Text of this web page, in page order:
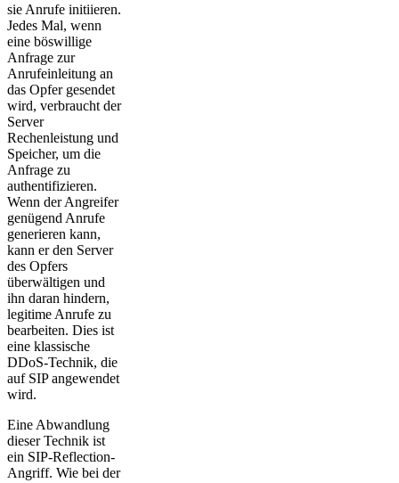
sie Anrufe initiieren.
Jedes Mal, wenn
eine böswillige
Anfrage zur
Anrufeinleitung an
das Opfer gesendet
wird, verbraucht der
Server
Rechenleistung und
Speicher, um die
Anfrage zu
authentifizieren.
Wenn der Angreifer
genügend Anrufe
generieren kann,
kann er den Server
des Opfers
überwältigen und
ihn daran hindern,
legitime Anrufe zu
bearbeiten. Dies ist
eine klassische
DDoS-Technik, die
auf SIP angewendet
wird.
Eine Abwandlung
dieser Technik ist
ein SIP-Reflection-
Angriff. Wie bei der